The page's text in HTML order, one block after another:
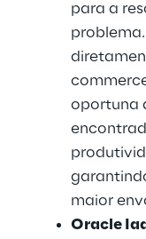
para a
oportuna
maior
Oracle